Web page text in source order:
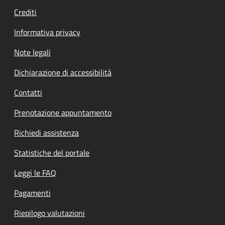
Crediti
Informativa privacy
Note legali
Dichiarazione di accessibilità
Contatti
Prenotazione appuntamento
Richiedi assistenza
Statistiche del portale
Leggi le FAQ
Pagamenti
Riepilogo valutazioni